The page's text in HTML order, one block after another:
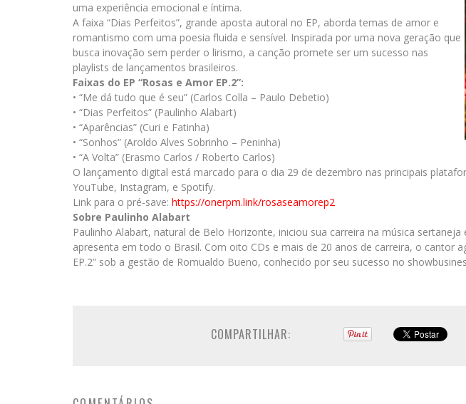
uma experiência emocional e íntima.
A faixa “Dias Perfeitos”, grande aposta autoral no EP, aborda temas de amor e
romantismo com uma poesia fluida e sensível. Inspirada por uma nova geração que
busca inovação sem perder o lirismo, a canção promete ser um sucesso nas
playlists de lançamentos brasileiros.
Faixas do EP “Rosas e Amor EP.2”:
• “Me dá tudo que é seu” (Carlos Colla – Paulo Debetio)
• “Dias Perfeitos” (Paulinho Alabart)
• “Aparências” (Curi e Fatinha)
• “Sonhos” (Aroldo Alves Sobrinho – Peninha)
• “A Volta” (Erasmo Carlos / Roberto Carlos)
O lançamento digital está marcado para o dia 29 de dezembro nas principais
YouTube, Instagram, e Spotify.
Link para o pré-save: https://onerpm.link/rosaseamorep2
Sobre Paulinho Alabart
Paulinho Alabart, natural de Belo Horizonte, iniciou sua carreira na música
apresenta em todo o Brasil. Com oito CDs e mais de 20 anos de carreira, o cantor
EP.2” sob a gestão de Romualdo Bueno, conhecido por seu sucesso no
COMPARTILHAR: